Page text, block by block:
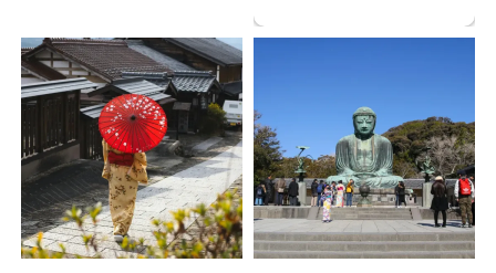
京都的街道上參觀祇园 ● 遊
覽姬路城並欣賞岡山後樂園